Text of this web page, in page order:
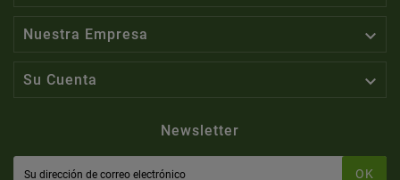
Nuestra Empresa 
Su Cuenta 
Newsletter
OK